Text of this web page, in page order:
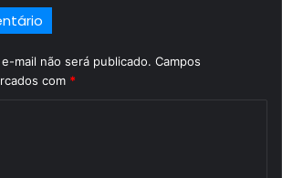
mail não será publicado. Campos
com *